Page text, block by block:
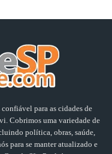
para as cidades de
Cobrimos uma variedade de
política, obras, saúde,
para se manter atualizado e